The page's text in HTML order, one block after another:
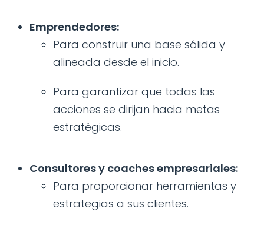
Emprendedores:
Para construir una base sólida y
alineada desde el inicio.
Para garantizar que todas las
acciones se dirijan hacia metas
estratégicas.
Consultores y coaches empresariales:
Para proporcionar herramientas y
estrategias a sus clientes.